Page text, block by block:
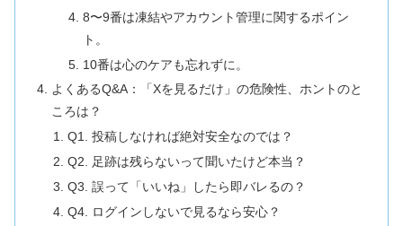
8〜9番は凍結やアカウント管理に関するポイン
ト。
10番は心のケアも忘れずに。
よくあるQ&A：「Xを見るだけ」の危険性、ホントのと
ころは？
Q1. 投稿しなければ絶対安全なのでは？
Q2. 足跡は残らないって聞いたけど本当？
Q3. 誤って「いいね」したら即バレるの？
Q4. ログインしないで見るなら安心？